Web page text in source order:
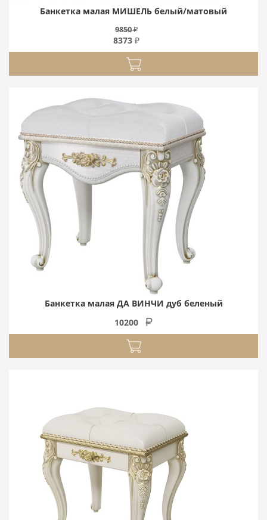
Банкетка малая МИШЕЛЬ белый/матовый
9850 ₽
8373 ₽
Банкетка малая ДА ВИНЧИ дуб беленый
10200